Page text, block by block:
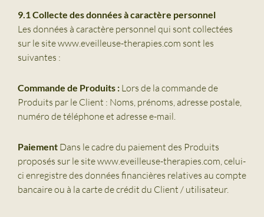
9.1 Collecte des données à caractère personnel
Les données à caractère personnel qui sont collectées
sur le site www.eveilleuse-therapies.com sont les
suivantes :
Commande de Produits : Lors de la commande de
Produits par le Client : Noms, prénoms, adresse postale,
numéro de téléphone et adresse e-mail.
Paiement Dans le cadre du paiement des Produits
proposés sur le site www.eveilleuse-therapies.com, celui-
ci enregistre des données financières relatives au compte
bancaire ou à la carte de crédit du Client / utilisateur.